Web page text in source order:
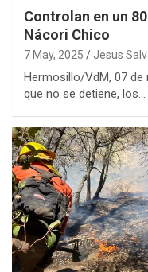
Controlan en un
Nácori Chico
7 May, 2025 Jesus
Hermosillo/VdM, 07
que no se detiene, los…